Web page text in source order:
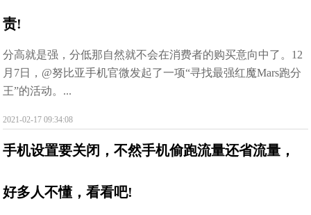
责!
分高就是强，分低那自然就不会在消费者的购买意向中了。12
月7日，@努比亚手机官微发起了一项“寻找最强红魔Mars跑分
王”的活动。...
2021-02-17 09:34:08
手机设置要关闭，不然手机偷跑流量还省流量，
好多人不懂，看看吧!